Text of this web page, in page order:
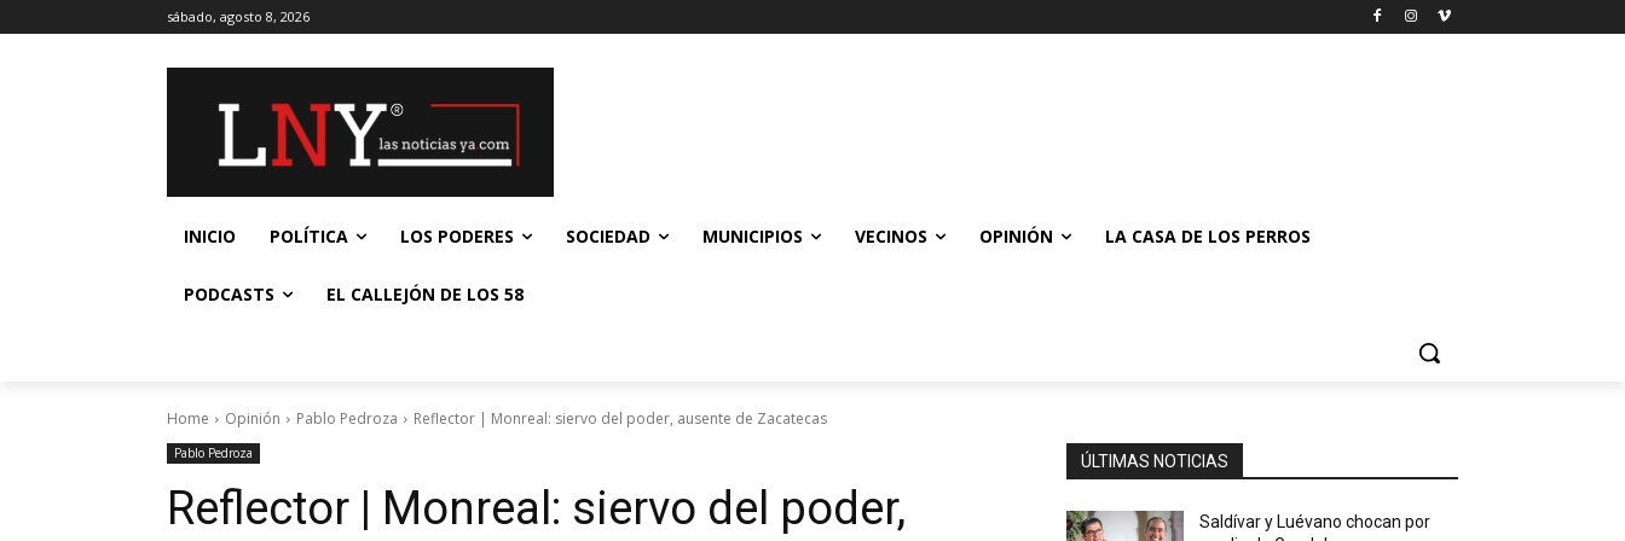
sábado, agosto 8, 2026
INICIO POLÍTICA LOS PODERES SOCIEDAD MUNICIPIOS VECINOS OPINIÓN LA CASA DE LOS PERROS
PODCASTS EL CALLEJÓN DE LOS 58
Home Opinión Pablo Pedroza Reflector | Monreal: siervo del poder, ausente de Zacatecas
Pablo Pedroza
Reflector | Monreal: siervo del poder,
ÚLTIMAS NOTICIAS
Saldívar y Luévano chocan por